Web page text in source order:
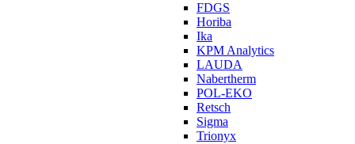
FDGS
Horiba
Ika
KPM Analytics
LAUDA
Nabertherm
POL-EKO
Retsch
Sigma
Trionyx